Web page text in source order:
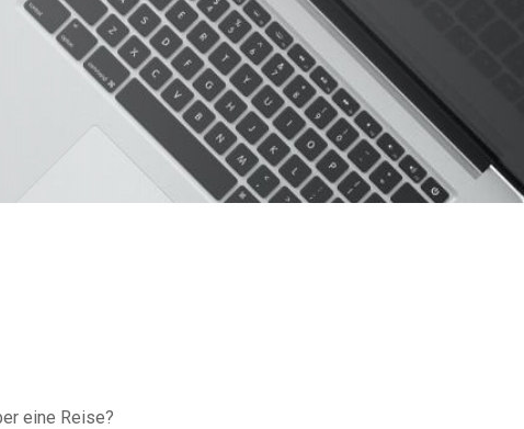
eine Reise?